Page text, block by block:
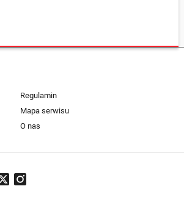
Regulamin
Mapa serwisu
O nas